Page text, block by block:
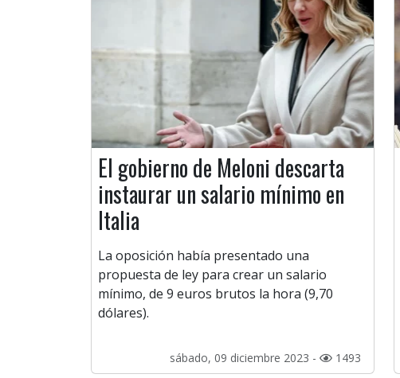
El gobierno de Meloni descarta
instaurar un salario mínimo en
Italia
La oposición había presentado una
propuesta de ley para crear un salario
mínimo, de 9 euros brutos la hora (9,70
dólares).
sábado, 09 diciembre 2023 - 1493